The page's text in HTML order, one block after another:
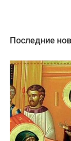
Последние